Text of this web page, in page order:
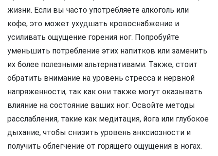
жизни. Если вы часто употребляете алкоголь или
кофе, это может ухудшать кровоснабжение и
усиливать ощущение горения ног. Попробуйте
уменьшить потребление этих напитков или заменить
их более полезными альтернативами. Также, стоит
обратить внимание на уровень стресса и нервной
напряженности, так как они также могут оказывать
влияние на состояние ваших ног. Освойте методы
расслабления, такие как медитация, йога или глубокое
дыхание, чтобы снизить уровень анксиозности и
получить облегчение от горящего ощущения в ногах.